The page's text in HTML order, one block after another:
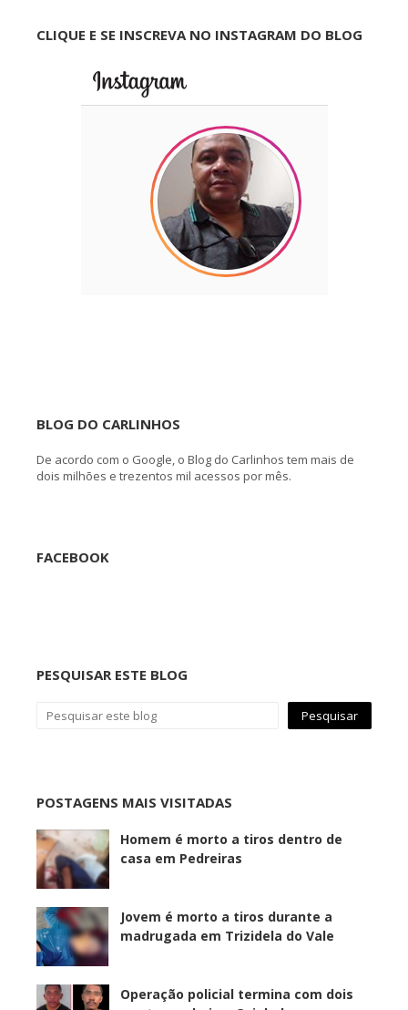
CLIQUE E SE INSCREVA NO INSTAGRAM DO BLOG
BLOG DO CARLINHOS
De acordo com o Google, o Blog do Carlinhos tem mais de
dois milhões e trezentos mil acessos por mês.
FACEBOOK
PESQUISAR ESTE BLOG
POSTAGENS MAIS VISITADAS
Homem é morto a tiros dentro de
casa em Pedreiras
Jovem é morto a tiros durante a
madrugada em Trizidela do Vale
Operação policial termina com dois